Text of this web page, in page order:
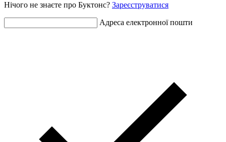
Нічого не знаєте про Буктонс? Зареєструватися
Адреса електронної пошти